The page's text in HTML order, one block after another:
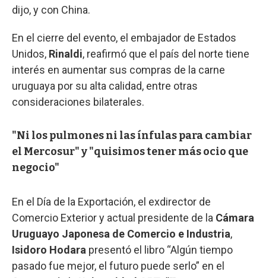
dijo, y con China.
En el cierre del evento, el embajador de Estados
Unidos, Rinaldi, reafirmó que el país del norte tiene
interés en aumentar sus compras de la carne
uruguaya por su alta calidad, entre otras
consideraciones bilaterales.
"Ni los pulmones ni las ínfulas para cambiar
el Mercosur" y "quisimos tener más ocio que
negocio"
En el Día de la Exportación, el exdirector de
Comercio Exterior y actual presidente de la Cámara
Uruguayo Japonesa de Comercio e Industria,
Isidoro Hodara presentó el libro “Algún tiempo
pasado fue mejor, el futuro puede serlo” en el